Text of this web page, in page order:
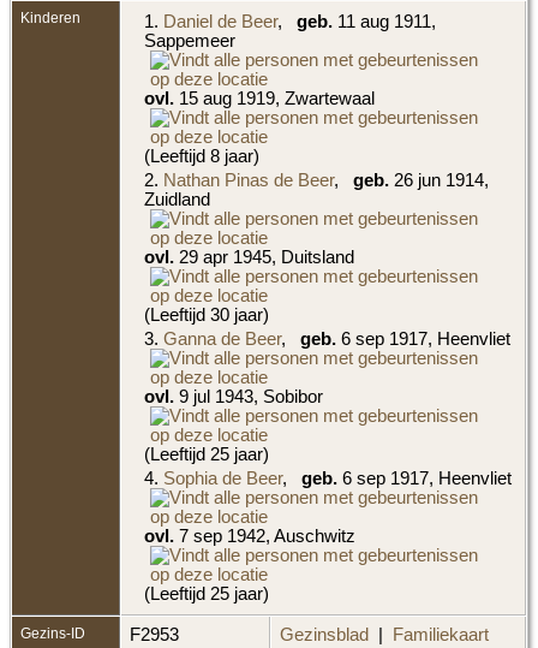
Kinderen 1. Daniel de Beer, geb. 11 aug 1911,
Sappemeer
ovl. 15 aug 1919, Zwartewaal
(Leeftijd 8 jaar)
2. Nathan Pinas de Beer, geb. 26 jun 1914,
Zuidland
ovl. 29 apr 1945, Duitsland
(Leeftijd 30 jaar)
3. Ganna de Beer, geb. 6 sep 1917, Heenvliet
ovl. 9 jul 1943, Sobibor
(Leeftijd 25 jaar)
4. Sophia de Beer, geb. 6 sep 1917, Heenvliet
ovl. 7 sep 1942, Auschwitz
(Leeftijd 25 jaar)
Gezins-ID F2953 Gezinsblad Familiekaart